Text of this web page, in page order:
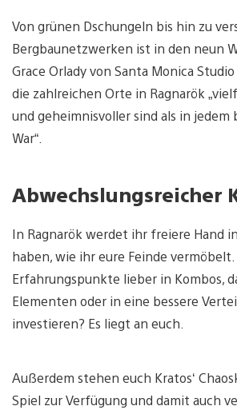
Von grünen Dschungeln bis hin zu
Bergbaunetzwerken ist in den neun
Grace Orlady von Santa Monica Studio
die zahlreichen Orte in Ragnarök
und geheimnisvoller sind als in jedem
War“.
Abwechslungsreicher
In Ragnarök werdet ihr freiere Hand
haben, wie ihr eure Feinde
Erfahrungspunkte lieber in Kombos,
Elementen oder in eine bessere
investieren? Es liegt an euch.
Außerdem stehen euch Kratos‘
Spiel zur Verfügung und damit auch